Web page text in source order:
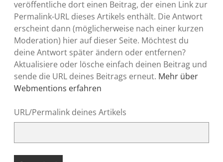
veröffentliche dort einen Beitrag, der einen Link zur
Permalink-URL dieses Artikels enthält. Die Antwort
erscheint dann (möglicherweise nach einer kurzen
Moderation) hier auf dieser Seite. Möchtest du
deine Antwort später ändern oder entfernen?
Aktualisiere oder lösche einfach deinen Beitrag und
sende die URL deines Beitrags erneut. Mehr über
Webmentions erfahren
URL/Permalink deines Artikels